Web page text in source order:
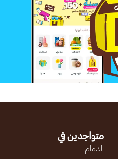
متواجدين في
الدمام